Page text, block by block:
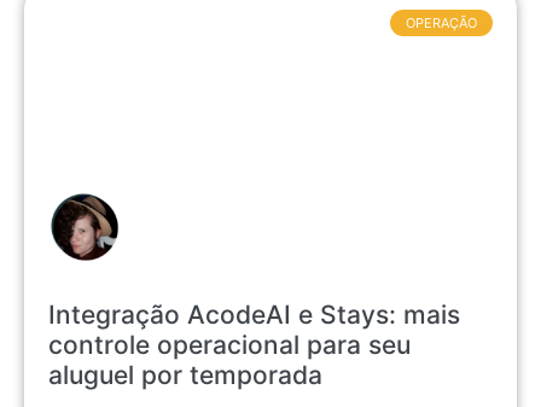
Integração AcodeAI e Stays: mais
controle operacional para seu
aluguel por temporada
OPERAÇÃO